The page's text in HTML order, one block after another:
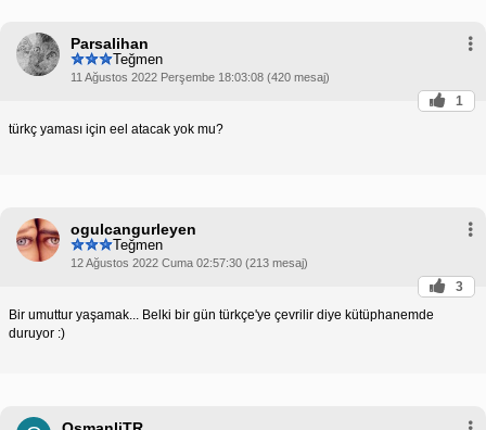
Parsalihan
Teğmen
11 Ağustos 2022 Perşembe 18:03:08 (420 mesaj)
1
türkç yaması için eel atacak yok mu?
ogulcangurleyen
Teğmen
12 Ağustos 2022 Cuma 02:57:30 (213 mesaj)
3
Bir umuttur yaşamak... Belki bir gün türkçe'ye çevrilir diye kütüphanemde
duruyor :)